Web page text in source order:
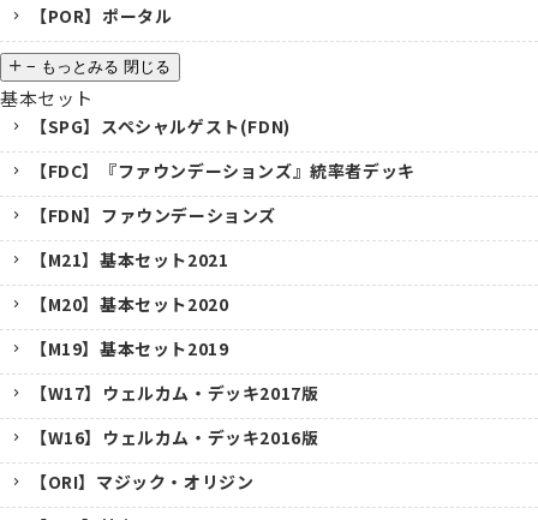
【POR】ポータル
− もっとみる 閉じる
基本セット
【SPG】スペシャルゲスト(FDN)
【FDC】『ファウンデーションズ』統率者デッキ
【FDN】ファウンデーションズ
【M21】基本セット2021
【M20】基本セット2020
【M19】基本セット2019
【W17】ウェルカム・デッキ2017版
【W16】ウェルカム・デッキ2016版
【ORI】マジック・オリジン